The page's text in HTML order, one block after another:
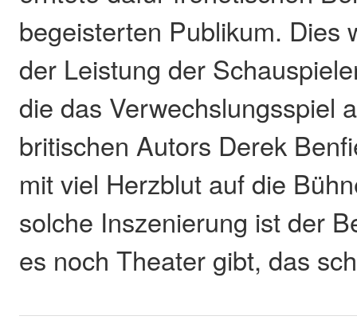
begeisterten Publikum. Dies
der Leistung der
die das Verwechslungsspiel
britischen Autors Derek
mit viel Herzblut auf die
solche Inszenierung ist der
es noch Theater gibt, das